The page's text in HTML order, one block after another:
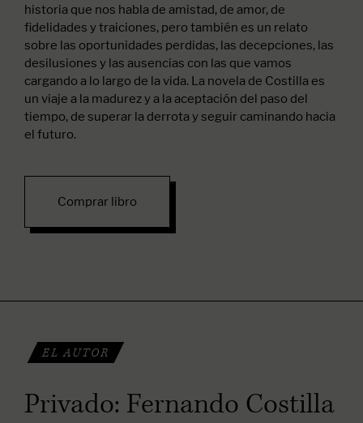
historia que nos habla de amistad, de amor, de
fidelidades y traiciones, pero también es un relato
sobre las oportunidades perdidas, las decepciones, las
desilusiones y las ausencias con las que vamos
cargando a lo largo de la vida. La novela de Costilla es
un viaje a la madurez y a la aceptación del paso del
tiempo, de superar la derrota y seguir caminando hacia
el futuro.
Comprar libro
EL AUTOR
Privado: Fernando Costilla